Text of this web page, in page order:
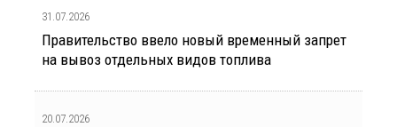
31.07.2026
Правительство ввело новый временный запрет
на вывоз отдельных видов топлива
20.07.2026